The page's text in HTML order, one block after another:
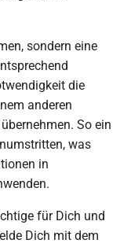
sondern eine
die
anderen
So ein
was
in
für Dich und
Dich mit dem